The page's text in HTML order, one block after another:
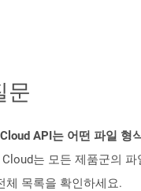
문
API는 어떤 파일 형
는 모든 제품군의 파
체 목록을 확인하세요.